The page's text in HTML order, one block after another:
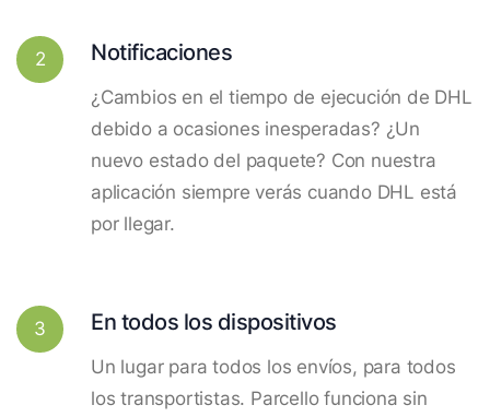
2 Notificaciones
¿Cambios en el tiempo de ejecución de DHL
debido a ocasiones inesperadas? ¿Un
nuevo estado del paquete? Con nuestra
aplicación siempre verás cuando DHL está
por llegar.
3 En todos los dispositivos
Un lugar para todos los envíos, para todos
los transportistas. Parcello funciona sin